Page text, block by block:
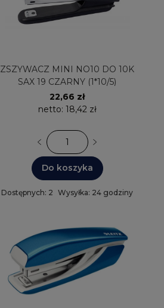
ZSZYWACZ MINI NO10 DO 10K
SAX 19 CZARNY (1*10/5)
22,66 zł
netto: 18,42 zł
Do koszyka
Dostępnych: 2 Wysyłka: 24 godziny